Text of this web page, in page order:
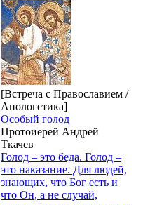
[Встреча с Православием /
Апологетика]
Особый голод
Протоиерей Андрей
Ткачев
Голод – это беда. Голод –
это наказание. Для людей,
знающих, что Бог есть и
что Он, а не случай,